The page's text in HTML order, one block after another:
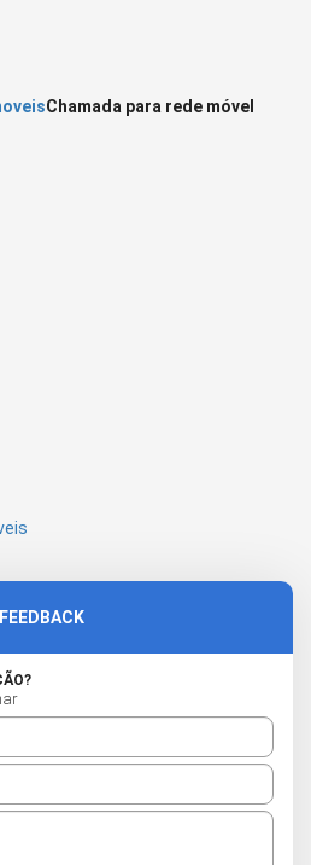
Chamada para rede móvel
FEEDBACK